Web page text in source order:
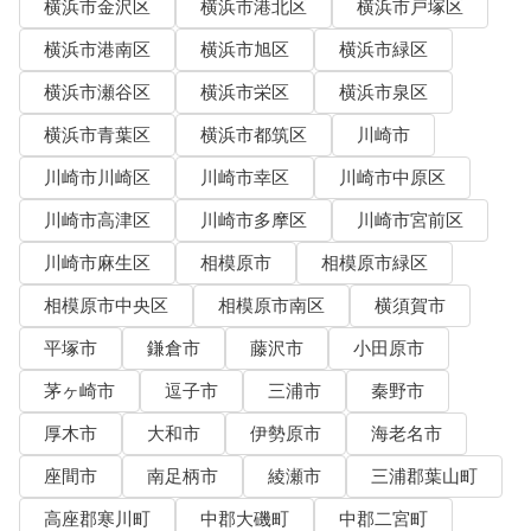
横浜市金沢区 横浜市港北区
横浜市戸塚区
横浜市港南区
横浜市旭区
横浜市緑区
横浜市瀬谷区
横浜市栄区
横浜市泉区
横浜市青葉区
横浜市都筑区
川崎市
川崎市川崎区
川崎市幸区
川崎市中原区
川崎市高津区
川崎市多摩区
川崎市宮前区
川崎市麻生区
相模原市
相模原市緑区
相模原市中央区
相模原市南区
横須賀市
平塚市
鎌倉市 藤沢市
小田原市
茅ヶ崎市
逗子市 三浦市
秦野市
厚木市
大和市 伊勢原市
海老名市
座間市
南足柄市 綾瀬市
三浦郡葉山町
高座郡寒川町
中郡大磯町 中郡二宮町